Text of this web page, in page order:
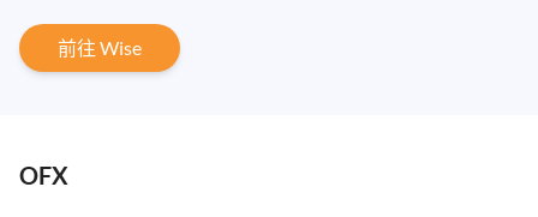
前往 Wise
OFX